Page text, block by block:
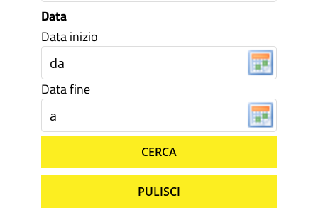
Data
Data inizio
Data fine
CERCA
PULISCI